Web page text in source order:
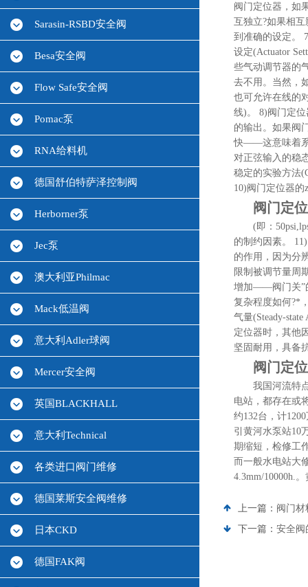
Sarasin-RSBD安全阀
Besa安全阀
Flow Safe安全阀
Pomac泵
RNA给料机
德国舒伯特萨泽控制阀
Herborner泵
Jec泵
澳大利亚Philmac
Mack低温阀
意大利Adler球阀
Mercer安全阀
英国BLACKHALL
意大利Technical
各类进口阀门维修
德国莱斯安全阀维修
日本CKD
德国FAK阀
阀门定位器，如
互独立?如果相
到准确的设定。
设定(Actuator
些气动调节器的
去不用。当然，
也可允许在线的
线)。 8)阀门定
的输出。如果阀
快――这意味着系
对正弦输入的稳
稳定的实验方法
10)阀门定位器
阀门定
(即：
的制约因素。
的作用，因为分
限制被调节量周
增加――阀门关”
复杂程度如何?*
气量(Steady-
定位器时，其他
坚固耐用，具备
阀门定
我国河流特
电站，都存在或
约132台，计
引黄河水泵站10
期缩短，检修工
而一般水电站大
4.3mm/10000h.
上一篇： 阀门材
下一篇： 安全阀